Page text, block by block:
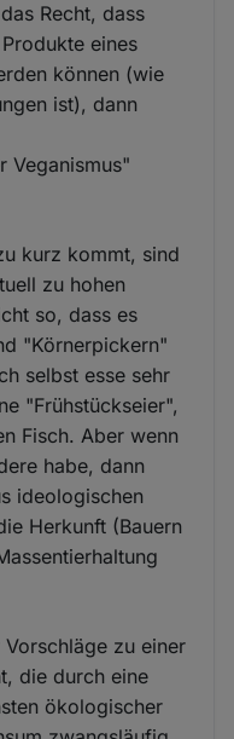
Recht, dass
eines
können (wie
ist), dann
Veganismus"
kurz kommt, sind
zu hohen
so, dass es
"Körnerpickern"
selbst esse sehr
"Frühstückseier",
Fisch. Aber wenn
habe, dann
ideologischen
Herkunft (Bauern
zu einer
die durch eine
ökologischer